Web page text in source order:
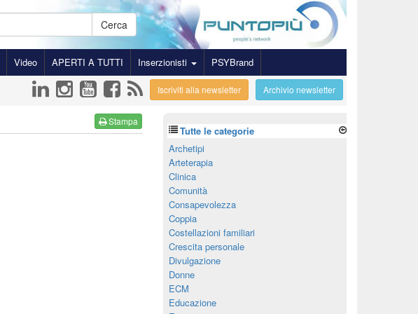
Cerca
Video APERTI A TUTTI Inserzionisti PSYBrand
Archivio newsletter
Iscriviti alla newsletter
Stampa
Tutte le categorie
Archetipi
Arteterapia
Clinica
Comunità
Consapevolezza
Coppia
Costellazioni familiari
Crescita personale
Divulgazione
Donne
ECM
Educazione